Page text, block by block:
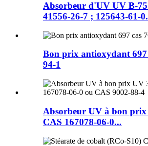
Absorbeur d'UV UV B-
41556-26-7 ; 125643-61-
Bon prix antioxydant 697
94-1
Absorbeur UV à bon prix
CAS 167078-06-0...